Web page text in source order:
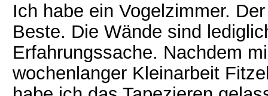
Ich habe ein Vogelzimmer.
Beste. Die Wände sind
Erfahrungssache. Nachdem
wochenlanger Kleinarbeit